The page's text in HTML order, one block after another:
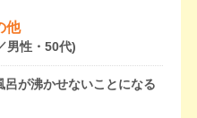
他
男性・50代)
呂が沸かせないことになる